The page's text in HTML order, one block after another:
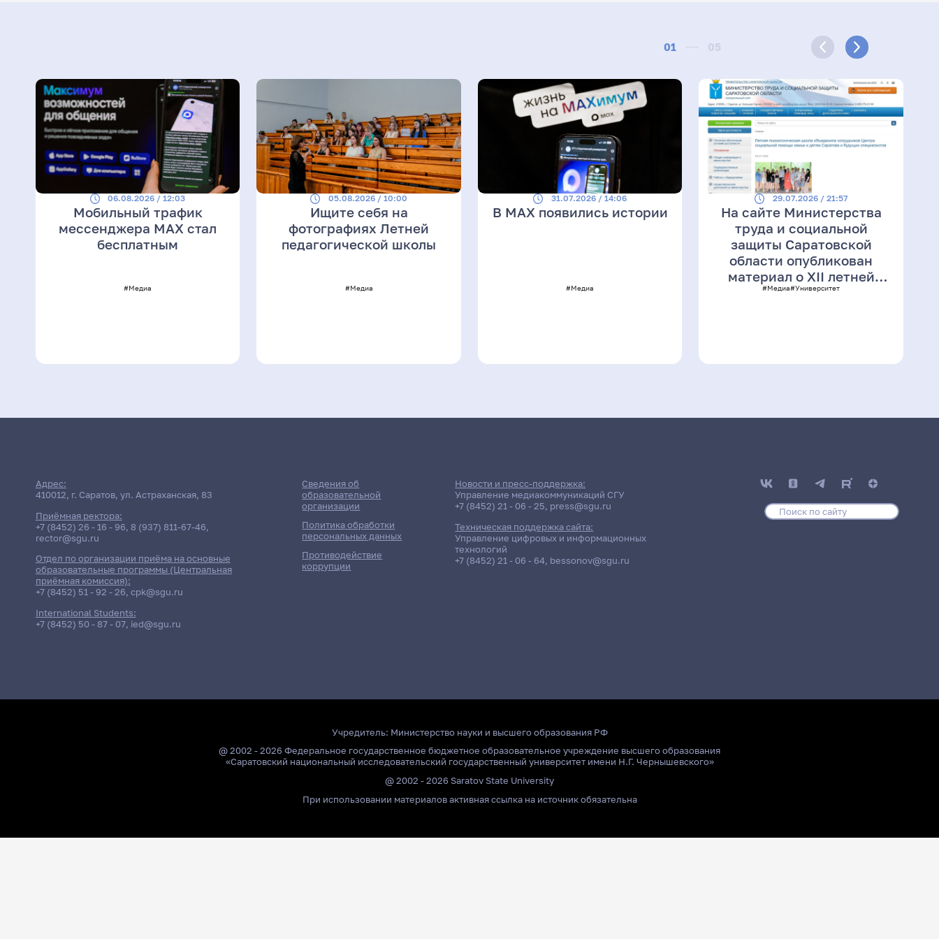
01 05
06.08.2026 / 12:03
Мобильный трафик
мессенджера MAX стал
бесплатным
#Медиа
05.08.2026 / 10:00
Ищите себя на
фотографиях Летней
педагогической школы
#Медиа
31.07.2026 / 14:06
В MAX появились истории
#Медиа
29.07.2026 / 21:57
На сайте Министерства
труда и социальной
защиты Саратовской
области опубликован
материал о XII летней
школе по юридической
#Медиа#Университет
Адрес:
410012, г. Саратов, ул. Астраханская, 83
Приёмная ректора:
+7 (8452) 26 - 16 - 96, 8 (937) 811-67-46,
rector@sgu.ru
Отдел по организации приёма на основные
образовательные программы (Центральная
приёмная комиссия):
+7 (8452) 51 - 92 - 26, cpk@sgu.ru
International Students:
+7 (8452) 50 - 87 - 07, ied@sgu.ru
Сведения об
образовательной
организации
Политика обработки
персональных данных
Противодействие
коррупции
Новости и пресс-поддержка:
Управление медиакоммуникаций СГУ
+7 (8452) 21 - 06 - 25, press@sgu.ru
Техническая поддержка сайта:
Управление цифровых и информационных
технологий
+7 (8452) 21 - 06 - 64, bessonov@sgu.ru
Учредитель: Министерство науки и высшего образования РФ
@ 2002 - 2026 Федеральное государственное бюджетное образовательное учреждение высшего образования
«Саратовский национальный исследовательский государственный университет имени Н.Г. Чернышевского»
@ 2002 - 2026 Saratov State University
При использовании материалов активная ссылка на источник обязательна